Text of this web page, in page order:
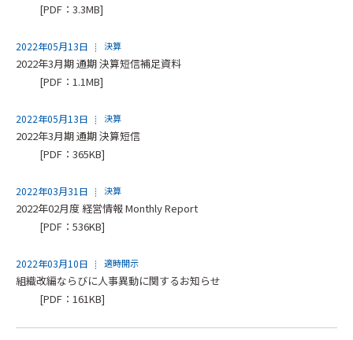
[PDF：3.3MB]
2022年05月13日 決算
2022年3月期 通期 決算短信補足資料
[PDF：1.1MB]
2022年05月13日 決算
2022年3月期 通期 決算短信
[PDF：365KB]
2022年03月31日 決算
2022年02月度 経営情報 Monthly Report
[PDF：536KB]
2022年03月10日 適時開示
組織改編ならびに人事異動に関するお知らせ
[PDF：161KB]